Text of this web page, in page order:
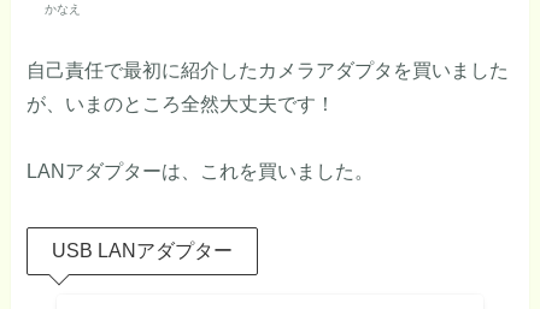
かなえ
自己責任で最初に紹介したカメラアダプタを買いました
が、いまのところ全然大丈夫です！
LANアダプターは、これを買いました。
USB LANアダプター